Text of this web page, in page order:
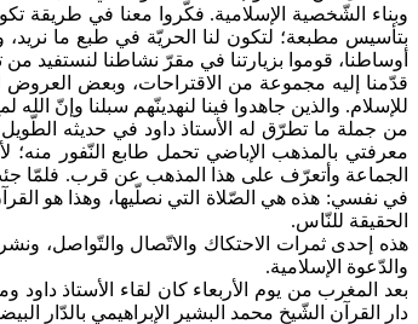
وبناء الشّخصية الإسلامية. فكّروا معنا في طريقة
بتأسيس مطبعة؛ لتكون لنا الحريّة في طبع ما
أوساطنا، قوموا بزيارتنا في مقرّ نشاطنا لنستفيد
قدّمنا إليه مجموعة من الاقتراحات، وبعض العروض
للإسلام. والذين جاهدوا فينا لنهدينّهم سبلنا وإنّ الله
من جملة ما تطرّق له الأستاذ داود في حديثه
معرفتي بالمذهب الإباضي تحمل طابع النّفور منه؛
الجماعة وأتعرّف على هذا المذهب عن قرب. فلمّا
في نفسي: هذه هي الصّلاة التي نصلّيها، وهذا هو
الحقيقة للنّاس.
هذه إحدى ثمرات الاحتكاك والاتّصال والتّواصل،
والدّعوة الإسلامية.
بعد المغرب من يوم الأربعاء كان لقاء الأستاذ
دار القرآن الشّيخ محمد البشير الإبراهيمي بالدّار